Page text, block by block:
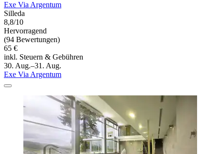
Exe Via Argentum
Silleda
8,8/10
Hervorragend
(94 Bewertungen)
65 €
inkl. Steuern & Gebühren
30. Aug.–31. Aug.
Exe Via Argentum